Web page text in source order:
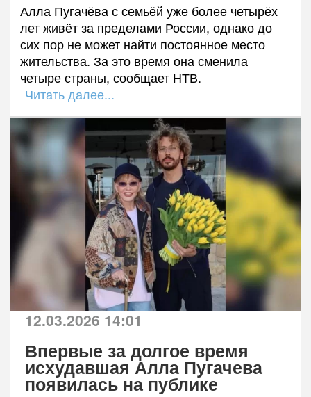
Алла Пугачёва с семьёй уже более четырёх
лет живёт за пределами России, однако до
сих пор не может найти постоянное место
жительства. За это время она сменила
четыре страны, сообщает НТВ.
Читать далее...
12.03.2026 14:01
Впервые за долгое время
исхудавшая Алла Пугачева
появилась на публике